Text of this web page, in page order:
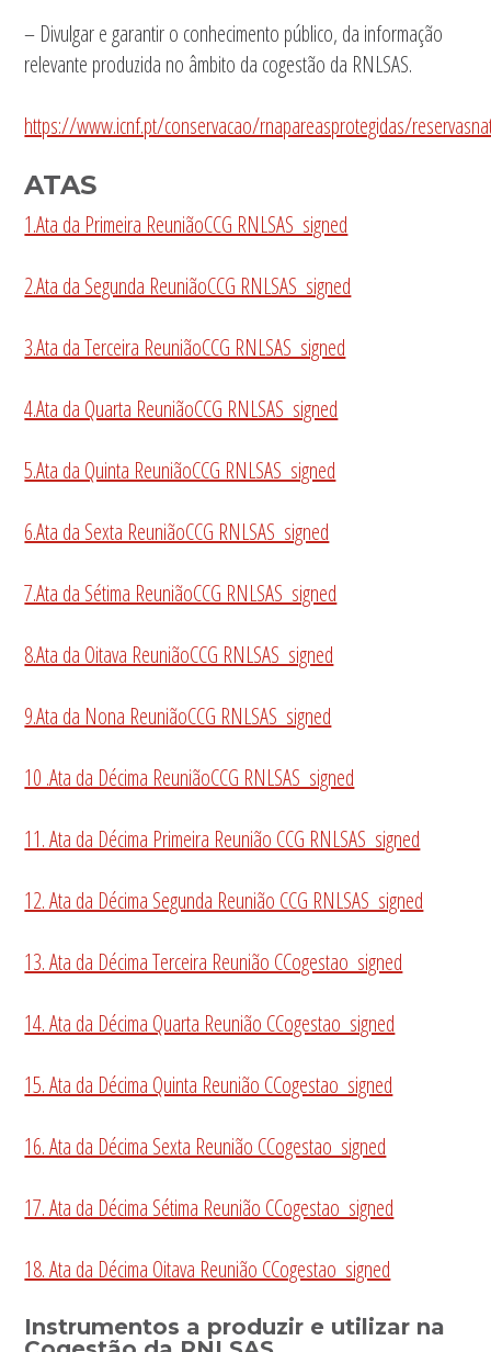
– Divulgar e garantir o conhecimento público, da informação
relevante produzida no âmbito da cogestão da RNLSAS.
https://www.icnf.pt/conservacao/rnapareasprotegidas/
ATAS
1.Ata da Primeira ReuniãoCCG RNLSAS_signed
2.Ata da Segunda ReuniãoCCG RNLSAS_signed
3.Ata da Terceira ReuniãoCCG RNLSAS_signed
4.Ata da Quarta ReuniãoCCG RNLSAS_signed
5.Ata da Quinta ReuniãoCCG RNLSAS_signed
6.Ata da Sexta ReuniãoCCG RNLSAS_signed
7.Ata da Sétima ReuniãoCCG RNLSAS_signed
8.Ata da Oitava ReuniãoCCG RNLSAS_signed
9.Ata da Nona ReuniãoCCG RNLSAS_signed
10 .Ata da Décima ReuniãoCCG RNLSAS_signed
11. Ata da Décima Primeira Reunião CCG RNLSAS_signed
12. Ata da Décima Segunda Reunião CCG RNLSAS_signed
13. Ata da Décima Terceira Reunião CCogestao_signed
14. Ata da Décima Quarta Reunião CCogestao_signed
15. Ata da Décima Quinta Reunião CCogestao_signed
16. Ata da Décima Sexta Reunião CCogestao_signed
17. Ata da Décima Sétima Reunião CCogestao_signed
18. Ata da Décima Oitava Reunião CCogestao_signed
Instrumentos a produzir e utilizar na